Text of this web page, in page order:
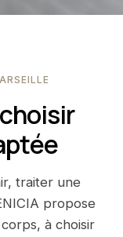
traiter une
propose
à choisir